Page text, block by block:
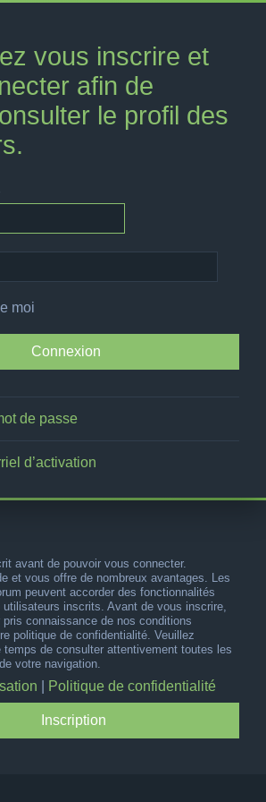
vous inscrire et
afin de
le profil des
moi
de passe
d’activation
avant de pouvoir vous connecter.
et vous offre de nombreux avantages. Les
peuvent accorder des fonctionnalités
inscrits. Avant de vous inscrire,
pris connaissance de nos conditions
politique de confidentialité. Veuillez
temps de consulter attentivement toutes les
votre navigation.
Politique de confidentialité
Inscription